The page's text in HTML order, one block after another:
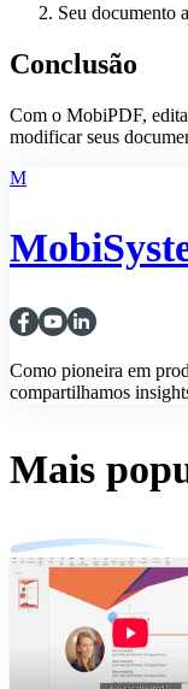
Seu documento
Conclusão
Com o MobiPDF,
modificar seus
M
Como pioneira em
compartilhamos
Mais